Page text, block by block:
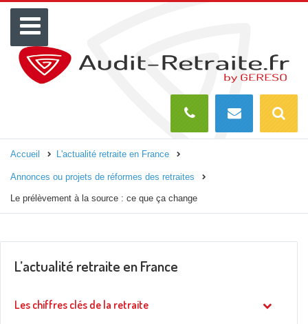
Menu
Accueil L'actualité retraite en France
Annonces ou projets de réformes des retraites
Le prélèvement à la source : ce que ça change
L’actualité retraite en France
Les chiffres clés de la retraite